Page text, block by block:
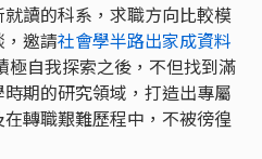
讀的科系，求職方向比較模
邀請社會學半路出家成資料
極自我探索之後，不但找到滿
期的研究領域，打造出專屬
轉職艱難歷程中，不被徬徨